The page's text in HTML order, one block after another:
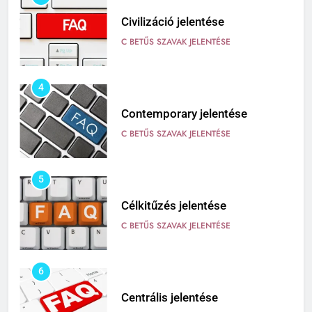
Civilizáció jelentése
C BETŰS SZAVAK JELENTÉSE
4
Contemporary jelentése
C BETŰS SZAVAK JELENTÉSE
5
Célkitűzés jelentése
C BETŰS SZAVAK JELENTÉSE
6
Centrális jelentése